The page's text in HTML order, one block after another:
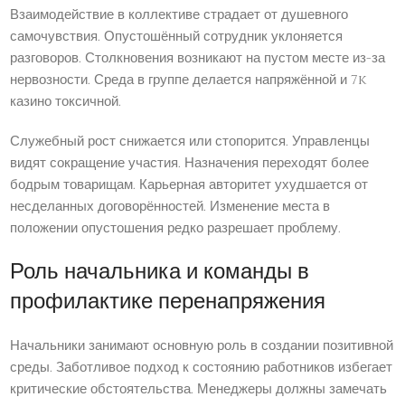
Взаимодействие в коллективе страдает от душевного
самочувствия. Опустошённый сотрудник уклоняется
разговоров. Столкновения возникают на пустом месте из-за
нервозности. Среда в группе делается напряжённой и 7k
казино токсичной.
Служебный рост снижается или стопорится. Управленцы
видят сокращение участия. Назначения переходят более
бодрым товарищам. Карьерная авторитет ухудшается от
несделанных договорённостей. Изменение места в
положении опустошения редко разрешает проблему.
Роль начальника и команды в
профилактике перенапряжения
Начальники занимают основную роль в создании позитивной
среды. Заботливое подход к состоянию работников избегает
критические обстоятельства. Менеджеры должны замечать